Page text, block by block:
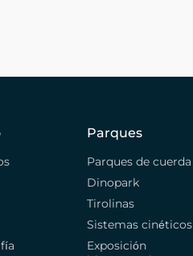
Parques
Parques de cuerda
Dinopark
Tirolinas
Sistemas cinéticos
Exposición